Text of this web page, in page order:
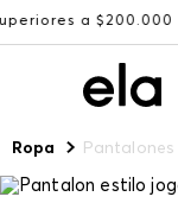
a $200.000
Ropa Pantalones